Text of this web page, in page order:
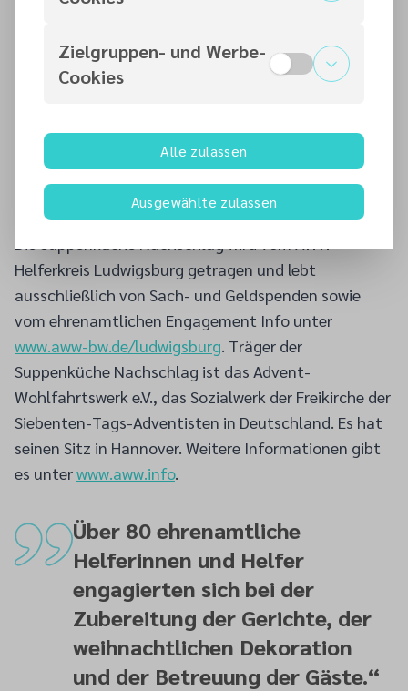
den Räumlichkeiten der Adventgemeinde
Ludwigsburg, Carl-Goerdeler-Str. 16. Ehrenamtliche
geselliger Runde wird die Mahlzeit an
Gemeinschaftstischen verspeist. Besonders
willkommen sind Bedürftige, Flüchtlinge und
Menschen in sozialen Notlagen.
Die Suppenküche Nachschlag wird vom AWW-
Helferkreis Ludwigsburg getragen und lebt
ausschließlich von Sach- und Geldspenden sowie
vom ehrenamtlichen Engagement Info unter
www.aww-bw.de/ludwigsburg. Träger der
Suppenküche Nachschlag ist das Advent-
Wohlfahrtswerk e.V., das Sozialwerk der Freikirche der
Siebenten-Tags-Adventisten in Deutschland. Es hat
seinen Sitz in Hannover. Weitere Informationen gibt
es unterwww.aww.info.
Über 80 ehrenamtliche
Helferinnen und Helfer
engagierten sich bei der
Zubereitung der Gerichte, der
weihnachtlichen Dekoration
und der Betreuung der Gäste.“
Zielgruppen- und Werbe-
Cookies
Alle zulassen
Ausgewählte zulassen